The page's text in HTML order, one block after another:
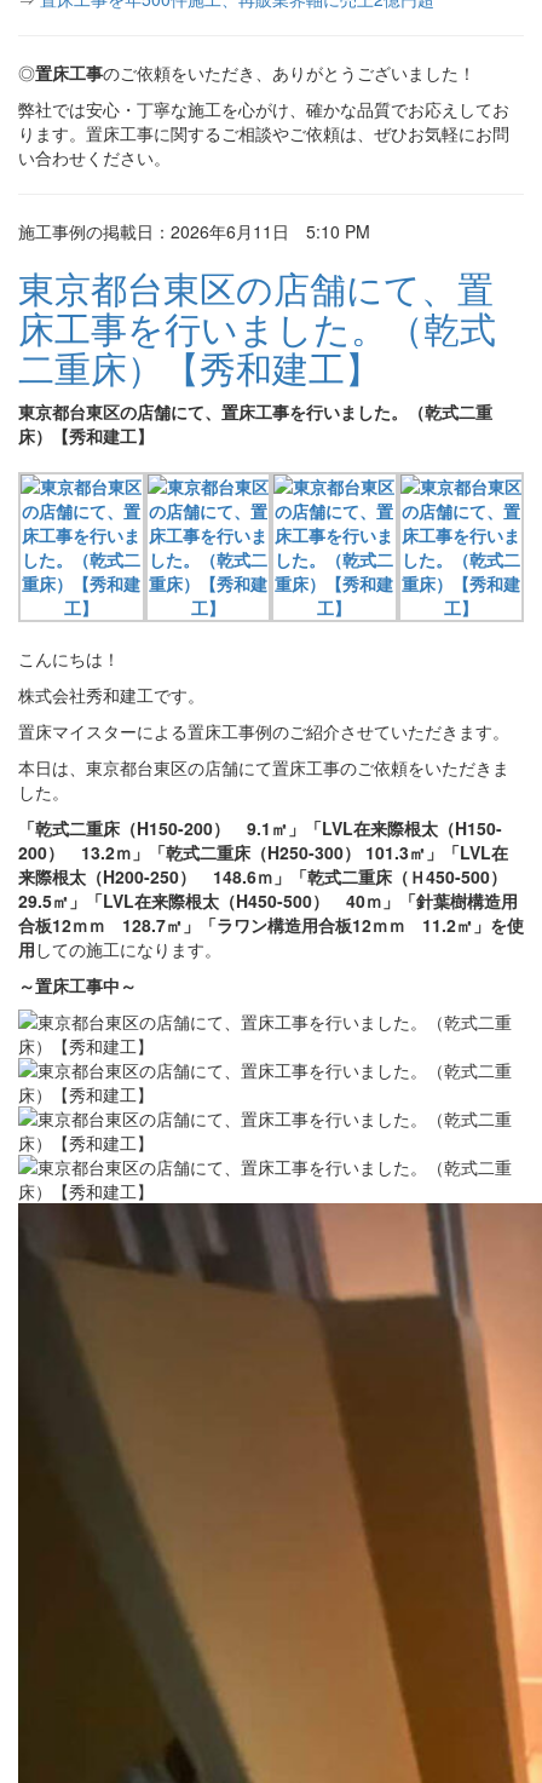
◎置床工事のご依頼をいただき、ありがとうございました！
弊社では安心・丁寧な施工を心がけ、確かな品質でお応えしてお
ります。置床工事に関するご相談やご依頼は、ぜひお気軽にお問
い合わせください。
施工事例の掲載日：2026年6月11日 5:10 PM
東京都台東区の店舗にて、置
床工事を行いました。（乾式
二重床）【秀和建工】
東京都台東区の店舗にて、置床工事を行いました。（乾式二重
床）【秀和建工】
こんにちは！
株式会社秀和建工です。
置床マイスターによる置床工事例のご紹介させていただきます。
本日は、東京都台東区の店舗にて置床工事のご依頼をいただきま
した。
「乾式二重床（H150-200） 9.1㎡」「LVL在来際根太（H150-
200） 13.2ｍ」「乾式二重床（H250-300） 101.3㎡」「LVL在
来際根太（H200-250） 148.6ｍ」「乾式二重床（Ｈ450-500）
29.5㎡」「LVL在来際根太（H450-500） 40ｍ」「針葉樹構造用
合板12ｍｍ 128.7㎡」「ラワン構造用合板12ｍｍ 11.2㎡」を使
用 しての施工になります。
～置床工事中～